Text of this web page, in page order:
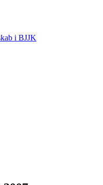
i BJJK